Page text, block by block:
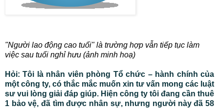
"Người lao động cao tuổi" là trường hợp vẫn tiếp tục làm
việc sau tuổi nghỉ hưu (ảnh minh hoạ)
Hỏi: Tôi là nhân viên phòng Tổ chức – hành chính của
một công ty, có thắc mắc muốn xin tư vấn mong các luật
sư vui lòng giải đáp giúp. Hiện công ty tôi đang cần thuê
1 bảo vệ, đã tìm được nhân sự, nhưng người này đã 58